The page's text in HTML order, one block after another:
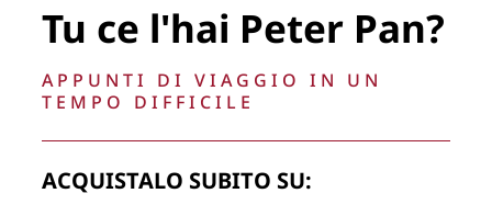
rimuovere, oscurare, modificare, immagini e testi del sito, a
propria discrezione.
Cookie PolicyPrivacy Policy
Tu ce l'hai Peter Pan?
APPUNTI DI VIAGGIO IN UN
TEMPO DIFFICILE
ACQUISTALO SUBITO SU: